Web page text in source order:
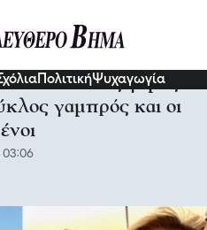
ΠολιτικήΨυχαγωγία
Ο βασιλικός γάμος
γαμπρός και οι
03:06